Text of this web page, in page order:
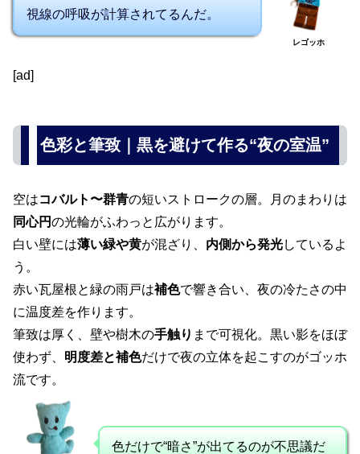
視線の呼吸が計算されてるんだ。
レゴッホ
[ad]
色彩と筆致｜黒を避けて作る“夜の室温”
空はコバルト〜群青の短いストロークの層。月のまわりは
同心円の光輪がふわっと広がります。
白い壁には薄い緑や黄が混ざり、 内側から発光しているよ
う。
赤い瓦屋根と緑の雨戸は補色で響き合い、夜の冷たさの中
に温度差を作ります。
筆致は厚く、壁や樹木の手触り まで可視化。黒い影をほぼ
使わず、 明度差と補色だけで夜の立体を起こすのがゴッホ
流です。
色だけで“暗さ”が出てるのが不思議だ